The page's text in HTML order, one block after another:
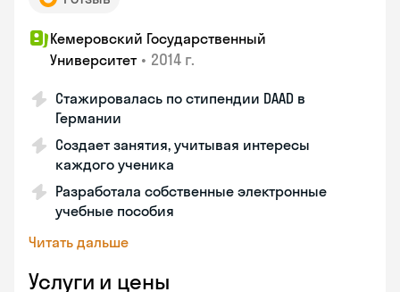
Кемеровский Государственный
Университет • 2014 г.
Стажировалась по стипендии DAAD в
Германии
Создает занятия, учитывая интересы
каждого ученика
Разработала собственные электронные
учебные пособия
Читать дальше
Услуги и цены